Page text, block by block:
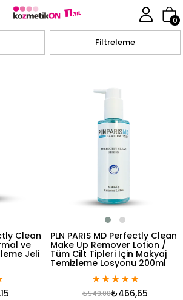
0
Karma Yağlı Problemli ve Akneli Cilt Serisi
Filtreleme
Clean
ve
Jeli
PLN PARIS MD Perfectly Clean
Make Up Remover Lotion /
Tüm Cilt Tipleri İçin Makyaj
Temizleme Losyonu 200ml
★★★★★
₺466,65
₺549,00